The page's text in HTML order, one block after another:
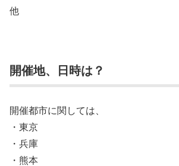
他
開催地、日時は？
開催都市に関しては、
・東京
・兵庫
・熊本